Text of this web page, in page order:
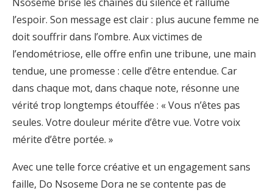
l’espoir. Son message est clair : plus aucune femme ne
doit souffrir dans l’ombre. Aux victimes de
l’endométriose, elle offre enfin une tribune, une main
tendue, une promesse : celle d’être entendue. Car
dans chaque mot, dans chaque note, résonne une
vérité trop longtemps étouffée : « Vous n’êtes pas
seules. Votre douleur mérite d’être vue. Votre voix
mérite d’être portée. »
Avec une telle force créative et un engagement sans
faille, Do Nsoseme Dora ne se contente pas de